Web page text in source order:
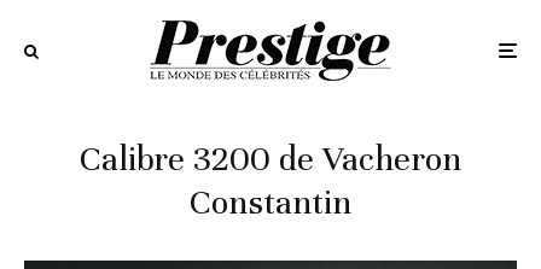
Calibre 3200 de Vacheron
Constantin